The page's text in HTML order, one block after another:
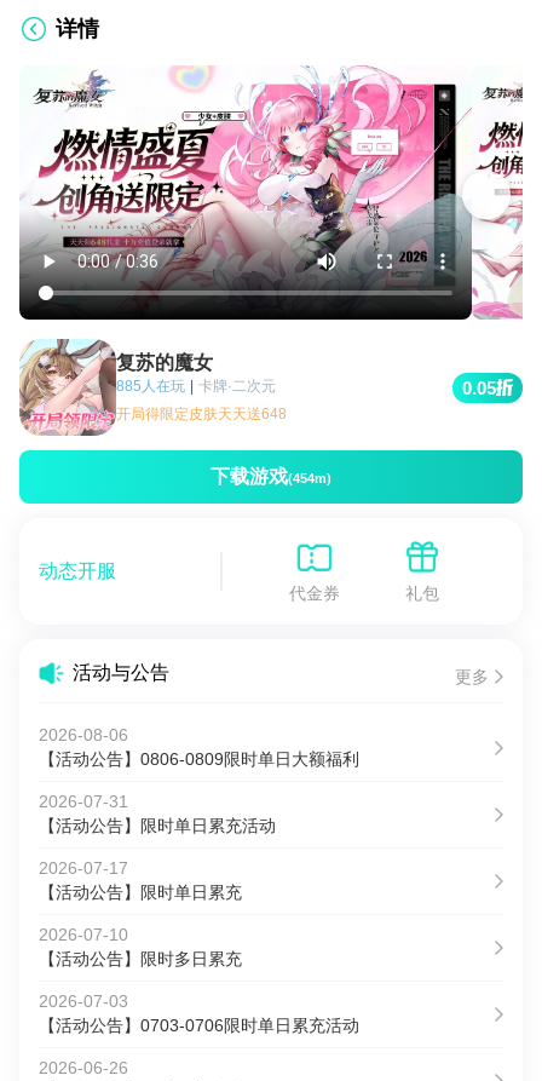
详情
复苏的魔女
885人在玩 | 卡牌·二次元
开局得限定皮肤天天送648
0.05
下载游戏(454m)
动态开服
代金券 礼包
活动与公告 更多
2026-08-06
【活动公告】0806-0809限时单日大额福利
2026-07-31
【活动公告】限时单日累充活动
2026-07-17
【活动公告】限时单日累充
2026-07-10
【活动公告】限时多日累充
2026-07-03
【活动公告】0703-0706限时单日累充活动
2026-06-26